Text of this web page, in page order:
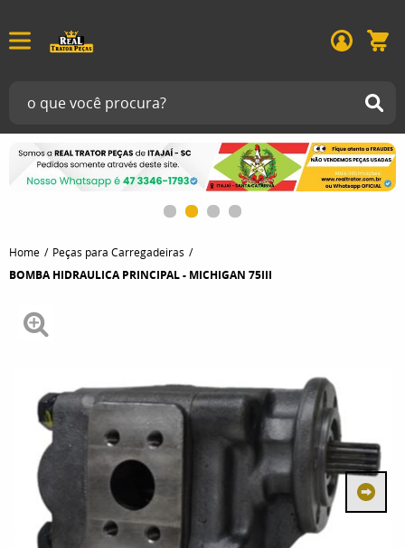
Home Peças para Carregadeiras
BOMBA HIDRAULICA PRINCIPAL - MICHIGAN 75III